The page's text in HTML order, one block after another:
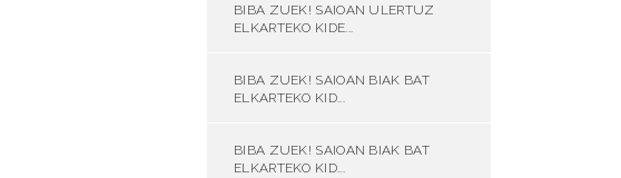
BIBA ZUEK! SAIOAN ULERTUZ
ELKARTEKO KIDE...
BIBA ZUEK! SAIOAN BIAK BAT
ELKARTEKO KID...
BIBA ZUEK! SAIOAN BIAK BAT
ELKARTEKO KID...